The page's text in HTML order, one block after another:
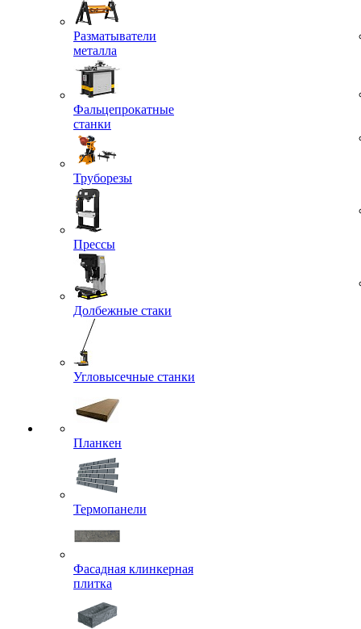
Разматыватели
металла
Фальцепрокатные
станки
Труборезы
Прессы
Долбежные стаки
Угловысечные станки
Планкен
Термопанели
Фасадная клинкерная
плитка